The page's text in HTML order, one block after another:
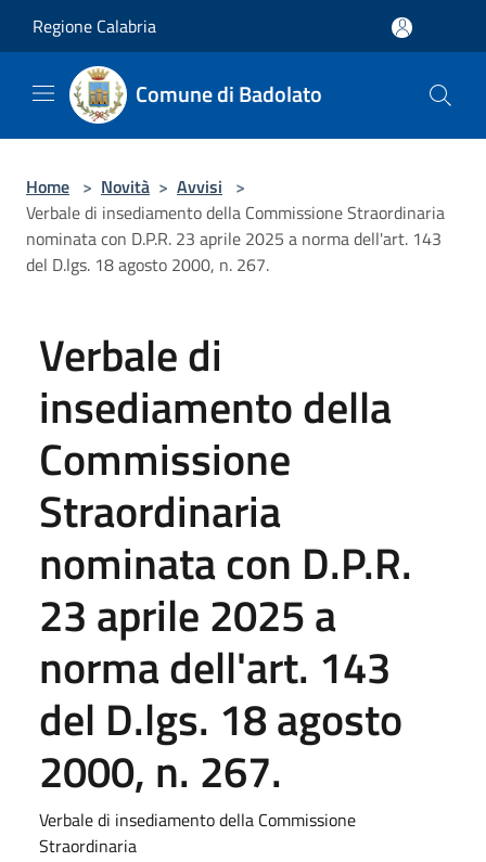
Regione Calabria
Comune di Badolato
Home > Novità > Avvisi >
Verbale di insediamento della Commissione Straordinaria
nominata con D.P.R. 23 aprile 2025 a norma dell'art. 143
del D.lgs. 18 agosto 2000, n. 267.
Verbale di
insediamento della
Commissione
Straordinaria
nominata con D.P.R.
23 aprile 2025 a
norma dell'art. 143
del D.lgs. 18 agosto
2000, n. 267.
Verbale di insediamento della Commissione
Straordinaria